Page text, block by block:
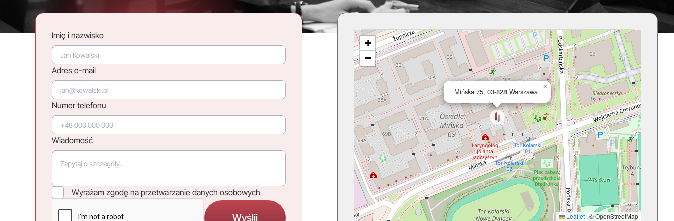
Imię i nazwisko
Adres e-mail
Numer telefonu
Wiadomość
Wyrażam zgodę na przetwarzanie danych osobowych
Mińska 75, 03-828 Warszawa
×
+
−
Leaflet|© OpenStreetMap